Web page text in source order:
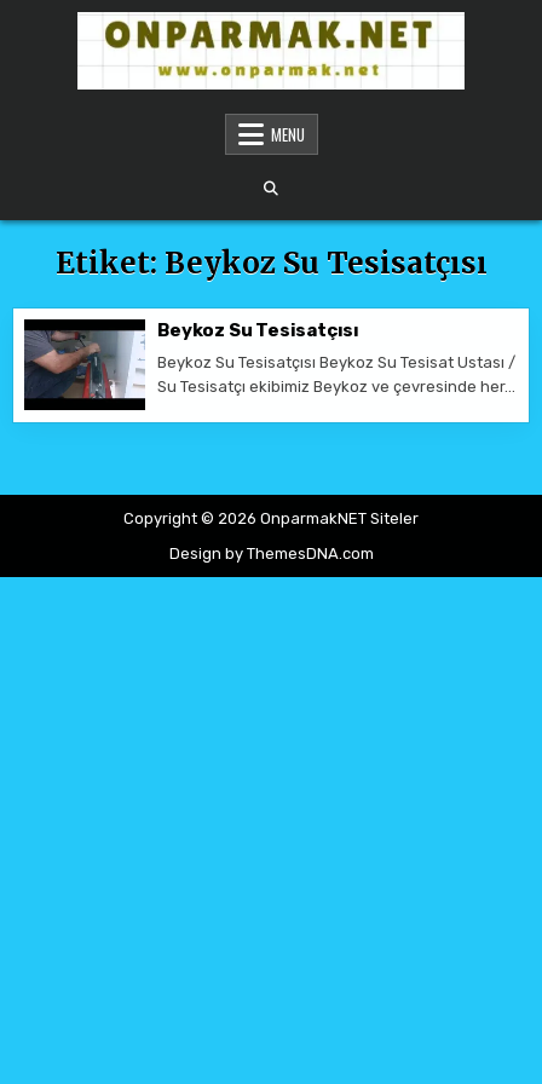
Skip to content
ONPARMAKNET SITELERMENU
Etiket: Beykoz Su Tesisatçısı
Beykoz Su Tesisatçısı
Beykoz Su Tesisatçısı Beykoz Su Tesisat Ustası /
Su Tesisatçı ekibimiz Beykoz ve çevresinde her…
Copyright © 2026 OnparmakNET Siteler
Design by ThemesDNA.com